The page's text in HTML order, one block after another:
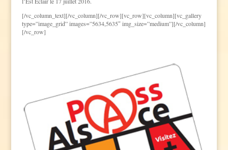
[/vc_column_text][/vc_column][/vc_row][vc_row][vc_column][vc_gallery
type=”image_grid” images=”5634,5635″ img_size=”medium”][/vc_column]
[/vc_row]